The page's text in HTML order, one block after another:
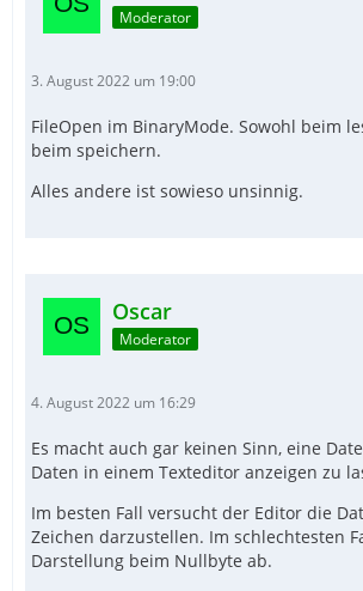
Moderator
3. August 2022 um 19:00
FileOpen im BinaryMode. Sowohl beim
beim speichern.
Alles andere ist sowieso unsinnig.
Oscar
Moderator
4. August 2022 um 16:29
Es macht auch gar keinen Sinn, eine
Daten in einem Texteditor anzeigen zu
Im besten Fall versucht der Editor die
Zeichen darzustellen. Im schlechtesten
Darstellung beim Nullbyte ab.